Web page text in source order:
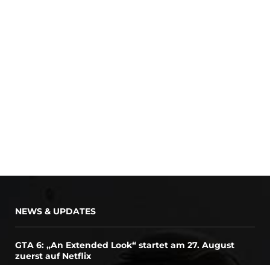
NEWS & UPDATES
GTA 6: „An Extended Look“ startet am 27. August
zuerst auf Netflix